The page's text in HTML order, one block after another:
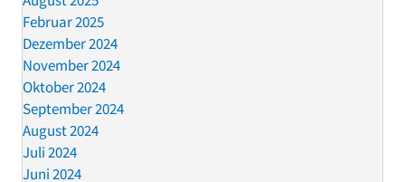
Februar 2025
Dezember 2024
November 2024
Oktober 2024
September 2024
August 2024
Juli 2024
Juni 2024